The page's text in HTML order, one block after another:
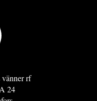
vänner rf
24